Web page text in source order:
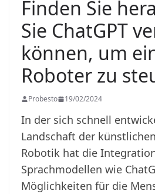
Finden Sie
Sie ChatGPT
können, um
Roboter zu
Probesto 19/02/2024
In der sich schnell
Landschaft der
Robotik hat die
Sprachmodellen wie
Möglichkeiten für die